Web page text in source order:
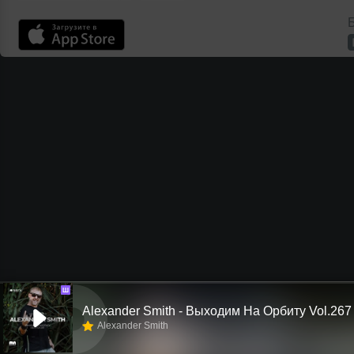
Ш
Alexander Smith - Выходим На Орбиту Vol.267
Alexander Smith